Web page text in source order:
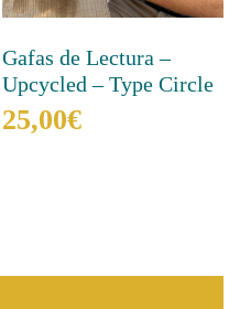
Gafas de Lectura –
Upcycled – Type Circle
25,00€
Les